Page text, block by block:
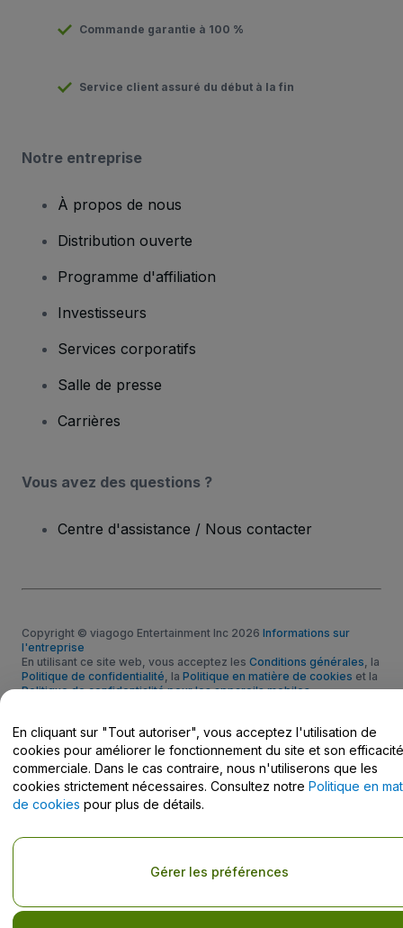
Commande garantie à 100 %
Service client assuré du début à la fin
Notre entreprise
À propos de nous
Distribution ouverte
Programme d'affiliation
Investisseurs
Services corporatifs
Salle de presse
Carrières
Vous avez des questions ?
Centre d'assistance / Nous contacter
Copyright © viagogo Entertainment Inc 2026 Informations sur
l'entreprise
En utilisant ce site web, vous acceptez les Conditions générales , la
Politique de confidentialité , la Politique en matière de cookies et la
Politique de confidentialité pour les appareils mobiles
matière de confidentialité
En cliquant sur "Tout autoriser", vous acceptez l'utilisation de
cookies pour améliorer le fonctionnement du site et son efficacité
commerciale. Dans le cas contraire, nous n'utiliserons que les
cookies strictement nécessaires. Consultez notre Politique en
de cookies pour plus de détails.
Gérer les préférences